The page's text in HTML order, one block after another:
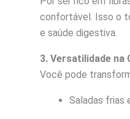
confortável. Isso o
e saúde digestiva.
3. Versatilidade na
Você pode
Saladas frias